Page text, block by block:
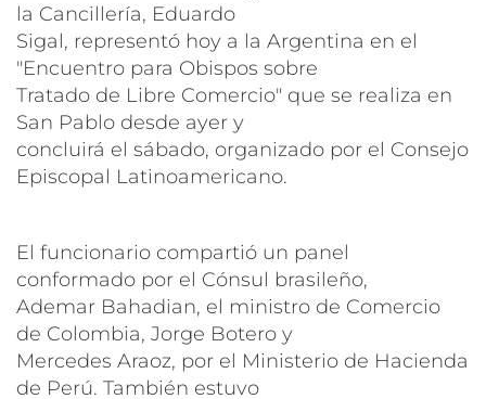
la Cancillería, Eduardo
Sigal, representó hoy a la Argentina en el
"Encuentro para Obispos sobre
Tratado de Libre Comercio" que se realiza en
San Pablo desde ayer y
concluirá el sábado, organizado por el Consejo
Episcopal Latinoamericano.
El funcionario compartió un panel
conformado por el Cónsul brasileño,
Ademar Bahadian, el ministro de Comercio
de Colombia, Jorge Botero y
Mercedes Araoz, por el Ministerio de Hacienda
de Perú. También estuvo